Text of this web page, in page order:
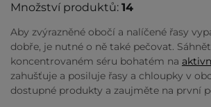
Množství produktů: 14
Aby zvýrazněné obočí a nalíčené řasy
dobře, je nutné o ně také pečovat.
koncentrovaném séru bohatém na
zahušťuje a posiluje řasy a chloupky v
dostupné produkty a zaujměte na první